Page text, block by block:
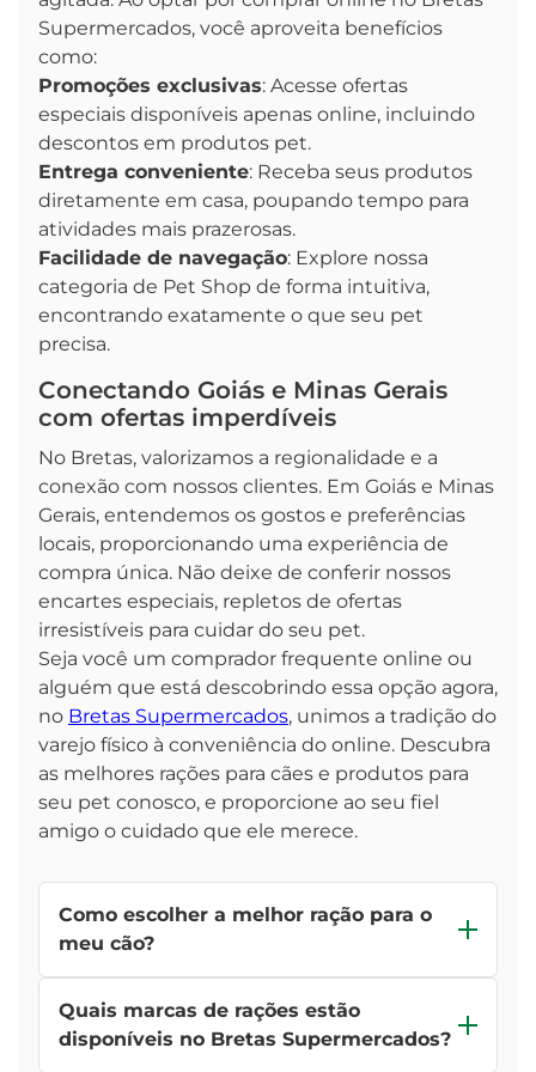
Supermercados, você aproveita benefícios
como:
Promoções exclusivas: Acesse ofertas
especiais disponíveis apenas online, incluindo
descontos em produtos pet.
Entrega conveniente: Receba seus produtos
diretamente em casa, poupando tempo para
atividades mais prazerosas.
Facilidade de navegação: Explore nossa
categoria de Pet Shop de forma intuitiva,
encontrando exatamente o que seu pet
precisa.
Conectando Goiás e Minas Gerais
com ofertas imperdíveis
No Bretas, valorizamos a regionalidade e a
conexão com nossos clientes. Em Goiás e Minas
Gerais, entendemos os gostos e preferências
locais, proporcionando uma experiência de
compra única. Não deixe de conferir nossos
encartes especiais, repletos de ofertas
irresistíveis para cuidar do seu pet.
Seja você um comprador frequente online ou
alguém que está descobrindo essa opção agora,
no Bretas Supermercados, unimos a tradição do
varejo físico à conveniência do online. Descubra
as melhores rações para cães e produtos para
seu pet conosco, e proporcione ao seu fiel
amigo o cuidado que ele merece.
Como escolher a melhor ração para o
meu cão?
necessidades específicas do seu pet, como porte,
idade e eventuais sensibilidades alimentares.
Quais marcas de rações estão
disponíveis no Bretas Supermercados?